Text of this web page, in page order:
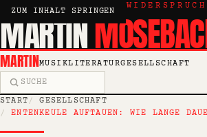
ZUM INHALT SPRINGEN
KRITIK, ESSAY,
MARTIN
MARTINMUSIKLITERATURGESELLSCHAFT
Suche
START
GESELLSCHAFT
ENTENKEULE AUFTAUEN: WIE LANGE